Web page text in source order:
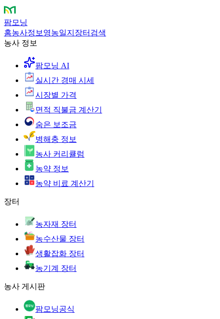
팜모닝
홈농사정보 영농일지 장터 검색
농사 정보
팜모닝 AI
실시간 경매 시세
시장별 가격
면적 직불금 계산기
숨은 보조금
병해충 정보
농사 커리큘럼
농약 정보
농약 비료 계산기
장터
농자재 장터
농수산물 장터
생활잡화 장터
농기계 장터
농사 게시판
팜모닝공식